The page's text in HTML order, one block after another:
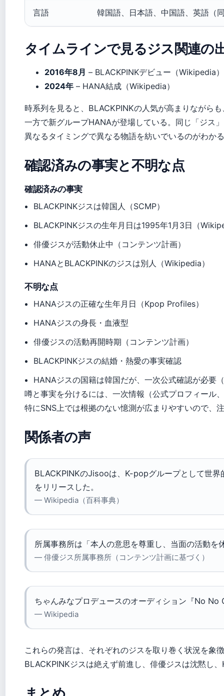
言語 韓国語、日本語、中国語、英語（
タイムラインで見るジス関連の
2016年8月 – BLACKPINKデビュー（Wikipedia
2024年 – HANA結成（Wikipedia）
時系列を見ると、BLACKPINKの人気が高まりながら
一方で新グループHANAが登場している。同じ「ジス
異なるタイミングで異なる物語を紡いでいるのがわか
確認済みの事実と不明な点
確認済みの事実
BLACKPINKジスは韓国人（SCMP）
BLACKPINKジスの生年月日は1995年1月3日（
俳優ジスが活動休止中（コンテンツ計画）
HANAとBLACKPINKのジスは別人（Wikipedia）
不明な点
HANAジスの正確な生年月日（Kpop Profiles）
HANAジスの身長・血液型
俳優ジスの活動再開時期（コンテンツ計画）
BLACKPINKジスの結婚・熱愛の事実確認
HANAジスの国籍は韓国だが、一次公式確認が必要
噂と事実を分けるには、一次情報（公式プロフィール
特にSNS上では根拠のない憶測が広まりやすいので、
関係者の声
BLACKPINKのJisooは、K-popグループとして世界
をリリースした。
— Wikipedia（百科事典）
所属事務所は「本人の意思を尊重し、当面の活動を
— 俳優ジス所属事務所（コンテンツ計画に基づく）
ちゃんみなプロデュースのオーディション『No
— Wikipedia
これらの発言は、それぞれのジスを取り巻く状況を象
BLACKPINKジスは絶えず前進し、俳優ジスは沈黙し